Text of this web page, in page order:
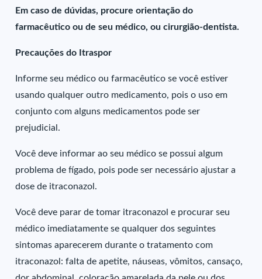
Em caso de dúvidas, procure orientação do
farmacêutico ou de seu médico, ou cirurgião-dentista.
Precauções do Itraspor
Informe seu médico ou farmacêutico se você estiver
usando qualquer outro medicamento, pois o uso em
conjunto com alguns medicamentos pode ser
prejudicial.
Você deve informar ao seu médico se possui algum
problema de fígado, pois pode ser necessário ajustar a
dose de itraconazol.
Você deve parar de tomar itraconazol e procurar seu
médico imediatamente se qualquer dos seguintes
sintomas aparecerem durante o tratamento com
itraconazol: falta de apetite, náuseas, vômitos, cansaço,